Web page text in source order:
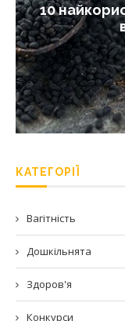
10
КАТЕГОРІЇ
Вагітність
Дошкільнята
Здоров'я
Конкурси